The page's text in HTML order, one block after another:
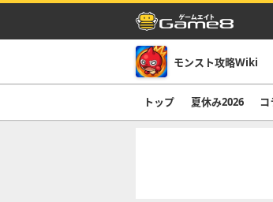
モンスト攻略Wiki
トップ 夏休み2026 コ